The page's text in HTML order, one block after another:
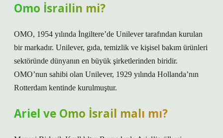
Omo İsrailin mi?
OMO, 1954 yılında İngiltere’de Unilever tarafından kurulan
bir markadır. Unilever, gıda, temizlik ve kişisel bakım ürünleri
sektöründe dünyanın en büyük şirketlerinden biridir.
OMO’nun sahibi olan Unilever, 1929 yılında Hollanda’nın
Rotterdam kentinde kurulmuştur.
Ariel ve Omo İsrail malı mı?